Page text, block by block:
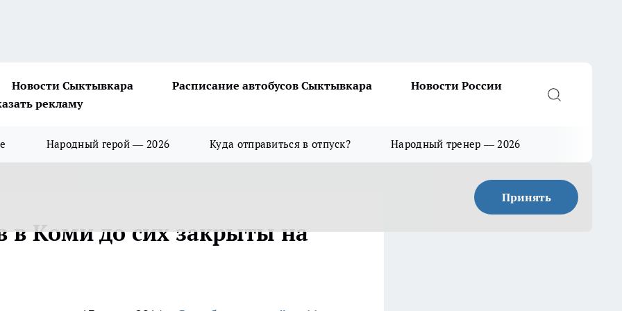
Новости Сыктывкара Расписание автобусов Сыктывкара
Новости России
рекламу
Народный герой — 2026 Куда отправиться в отпуск? Народный тренер — 2026
Принять
в Коми до сих закрыты на